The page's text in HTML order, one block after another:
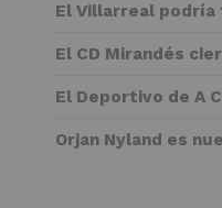
El Villarreal podría
El CD Mirandés
El Deportivo de A
Orjan Nyland es